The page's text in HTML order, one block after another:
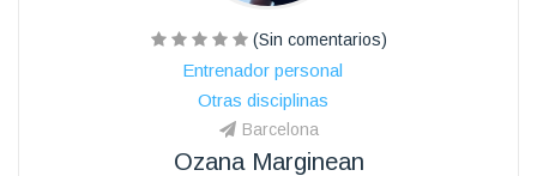
(Sin comentarios)
Entrenador personal
Otras disciplinas
Barcelona
Ozana Marginean